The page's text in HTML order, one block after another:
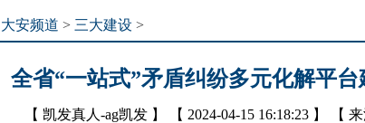
大安频道 > 三大建设 >
全省“一站式”矛盾纠纷多元化解平
【 凯发真人-ag凯发 】 【 2024-04-15 16:18:23 】 【